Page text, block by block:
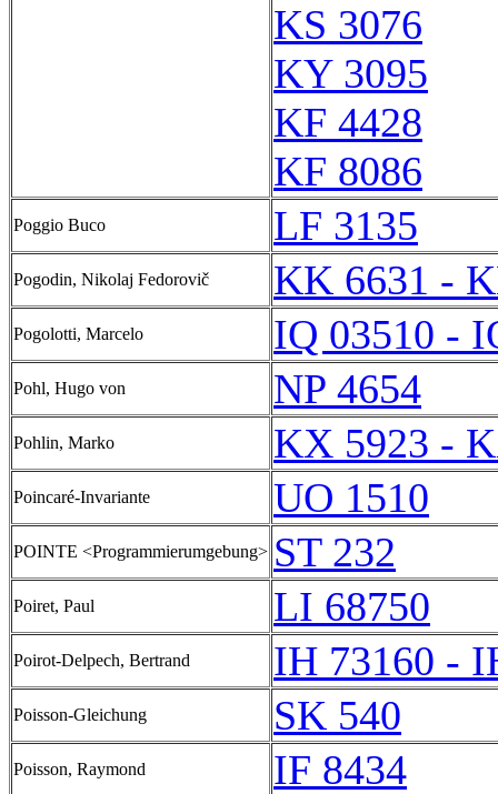
KS 3076
KY 3095
KF 4428
KF 8086
Poggio Buco LF 3135
Pogodin, Nikolaj Fedorovič KK 6631 -
Pogolotti, Marcelo IQ 03510 -
Pohl, Hugo von NP 4654
Pohlin, Marko KX 5923 -
Poincaré-Invariante UO 1510
POINTE <Programmierumgebung> ST 232
Poiret, Paul LI 68750
Poirot-Delpech, Bertrand IH 73160 -
Poisson-Gleichung SK 540
Poisson, Raymond IF 8434